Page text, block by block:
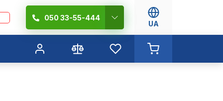
050 33-55-444
UA